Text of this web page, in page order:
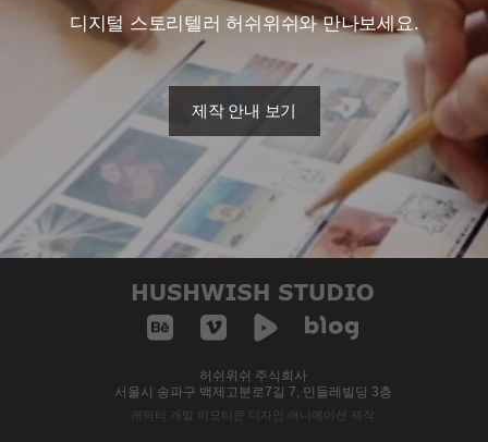
디지털 스토리텔러 허쉬위쉬와 만나보세요.
제작 안내 보기
허쉬위쉬 주식회사
서울시 송파구 백제고분로7길 7, 민들레빌딩 3층
캐릭터 개발 이모티콘 디자인 애니메이션 제작